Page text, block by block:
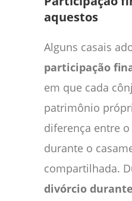
aquestos
Alguns casais
participação
em que cada
patrimônio
diferença entre
durante o
compartilhada.
divórcio